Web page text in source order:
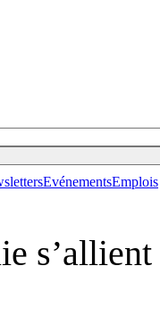
EvénementsEmplois